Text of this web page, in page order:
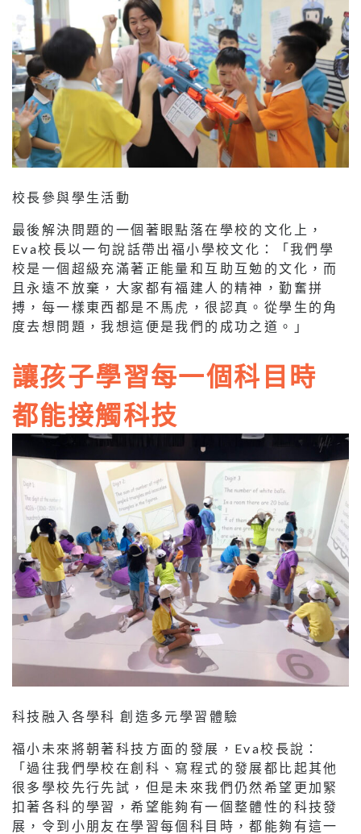
校長參與學生活動
最後解決問題的一個著眼點落在學校的文化上，
Eva校長以一句說話帶出福小學校文化：「我們學
校是一個超級充滿著正能量和互助互勉的文化，而
且永遠不放棄，大家都有福建人的精神，勤奮拼
搏，每一樣東西都是不馬虎，很認真。從學生的角
度去想問題，我想這便是我們的成功之道。」
讓孩子學習每一個科目時
都能接觸科技
科技融入各學科 創造多元學習體驗
福小未來將朝著科技方面的發展，Eva校長說：
「過往我們學校在創科、寫程式的發展都比起其他
很多學校先行先試，但是未來我們仍然希望更加緊
扣著各科的學習，希望能夠有一個整體性的科技發
展，令到小朋友在學習每個科目時，都能夠有這一